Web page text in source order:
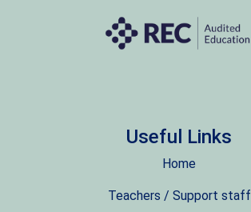
Useful Links
Home
Teachers / Support staff